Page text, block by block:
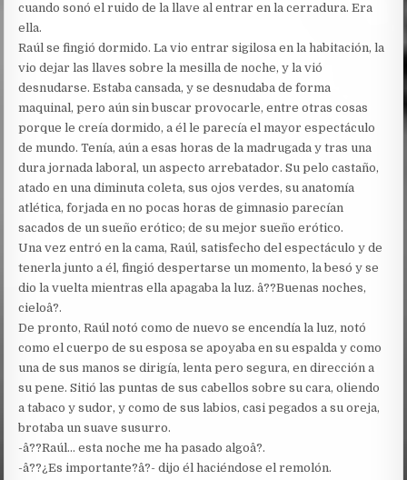
cuando sonó el ruido de la llave al entrar en la cerradura. Era
ella.
Raúl se fingió dormido. La vio entrar sigilosa en la habitación, la
vio dejar las llaves sobre la mesilla de noche, y la vió
desnudarse. Estaba cansada, y se desnudaba de forma
maquinal, pero aún sin buscar provocarle, entre otras cosas
porque le creía dormido, a él le parecía el mayor espectáculo
de mundo. Tenía, aún a esas horas de la madrugada y tras una
dura jornada laboral, un aspecto arrebatador. Su pelo castaño,
atado en una diminuta coleta, sus ojos verdes, su anatomía
atlética, forjada en no pocas horas de gimnasio parecían
sacados de un sueño erótico; de su mejor sueño erótico.
Una vez entró en la cama, Raúl, satisfecho del espectáculo y de
tenerla junto a él, fingió despertarse un momento, la besó y se
dio la vuelta mientras ella apagaba la luz. â??Buenas noches,
cieloâ?.
De pronto, Raúl notó como de nuevo se encendía la luz, notó
como el cuerpo de su esposa se apoyaba en su espalda y como
una de sus manos se dirigía, lenta pero segura, en dirección a
su pene. Sitió las puntas de sus cabellos sobre su cara, oliendo
a tabaco y sudor, y como de sus labios, casi pegados a su oreja,
brotaba un suave susurro.
-â??Raúl… esta noche me ha pasado algoâ?.
-â??¿Es importante?â?- dijo él haciéndose el remolón.